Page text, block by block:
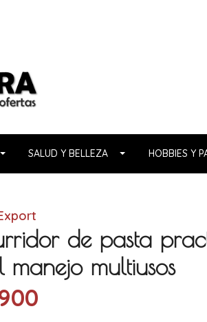
SALUD Y BELLEZA HOBBIES Y
de pasta
manejo multiusos